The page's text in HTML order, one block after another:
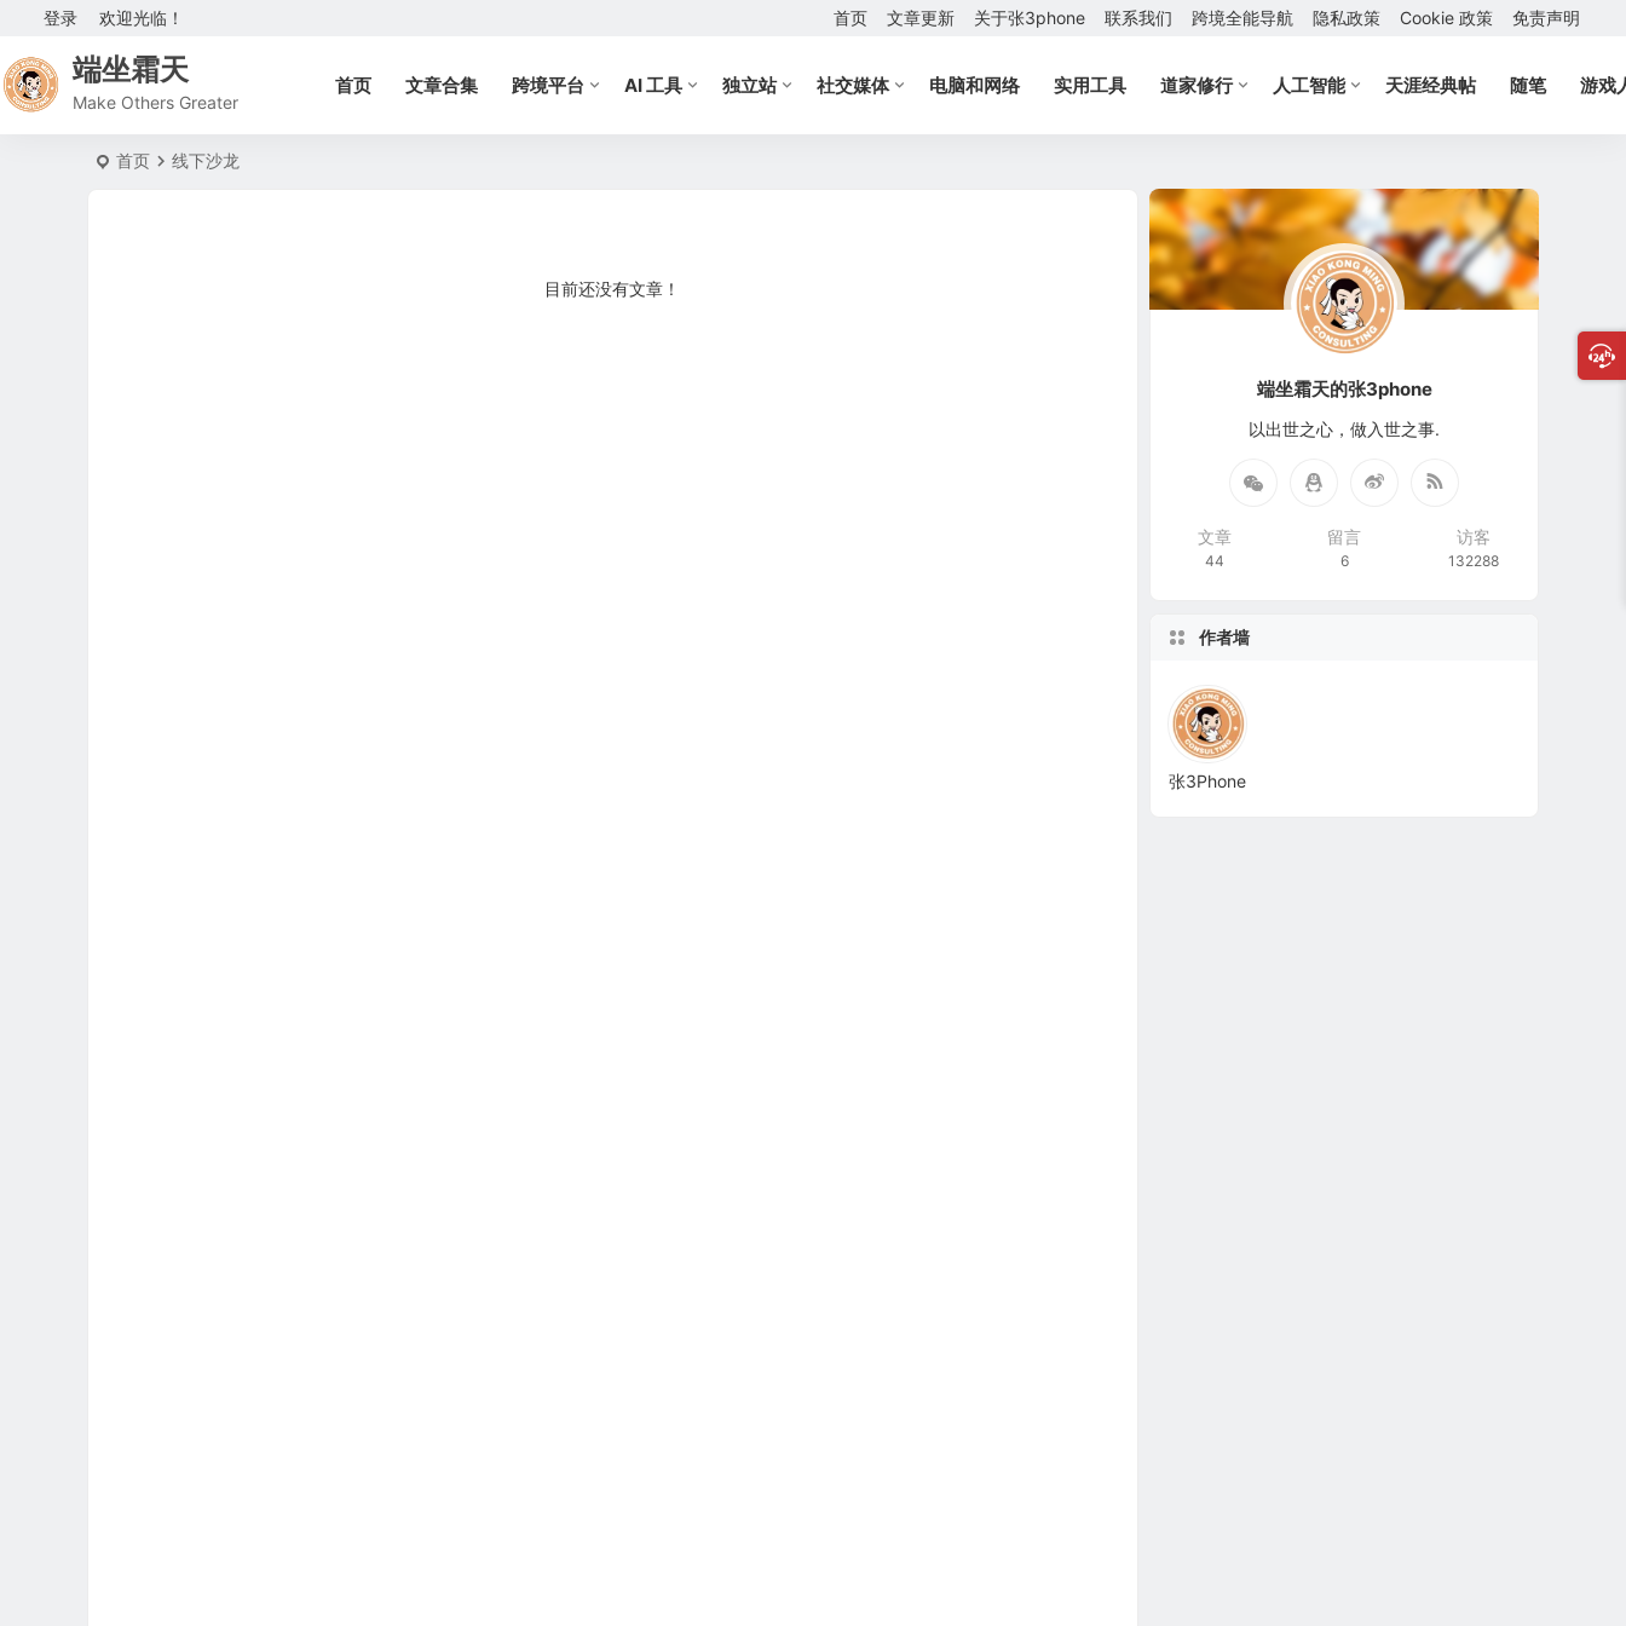
欢迎光临！
登录 首页 文章更新 关于张3phone 联系我们 跨境全能导航 隐私政策 Cookie 政策 免责声明
端坐霜天
Make Others Greater
首页 文章合集 跨境平台 AI 工具 独立站 社交媒体 电脑和网络 实用工具 道家修行 人工智能 天涯经典帖 随笔 游戏
首页 线下沙龙
目前还没有文章！
端坐霜天的张3phone
以出世之心，做入世之事.
文章
44
留言
6
访客
132288
作者墙
张3Phone